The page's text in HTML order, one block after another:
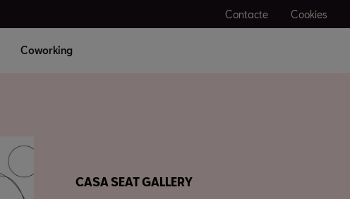
Contacte Cookies
Coworking
CASA SEAT GALLERY